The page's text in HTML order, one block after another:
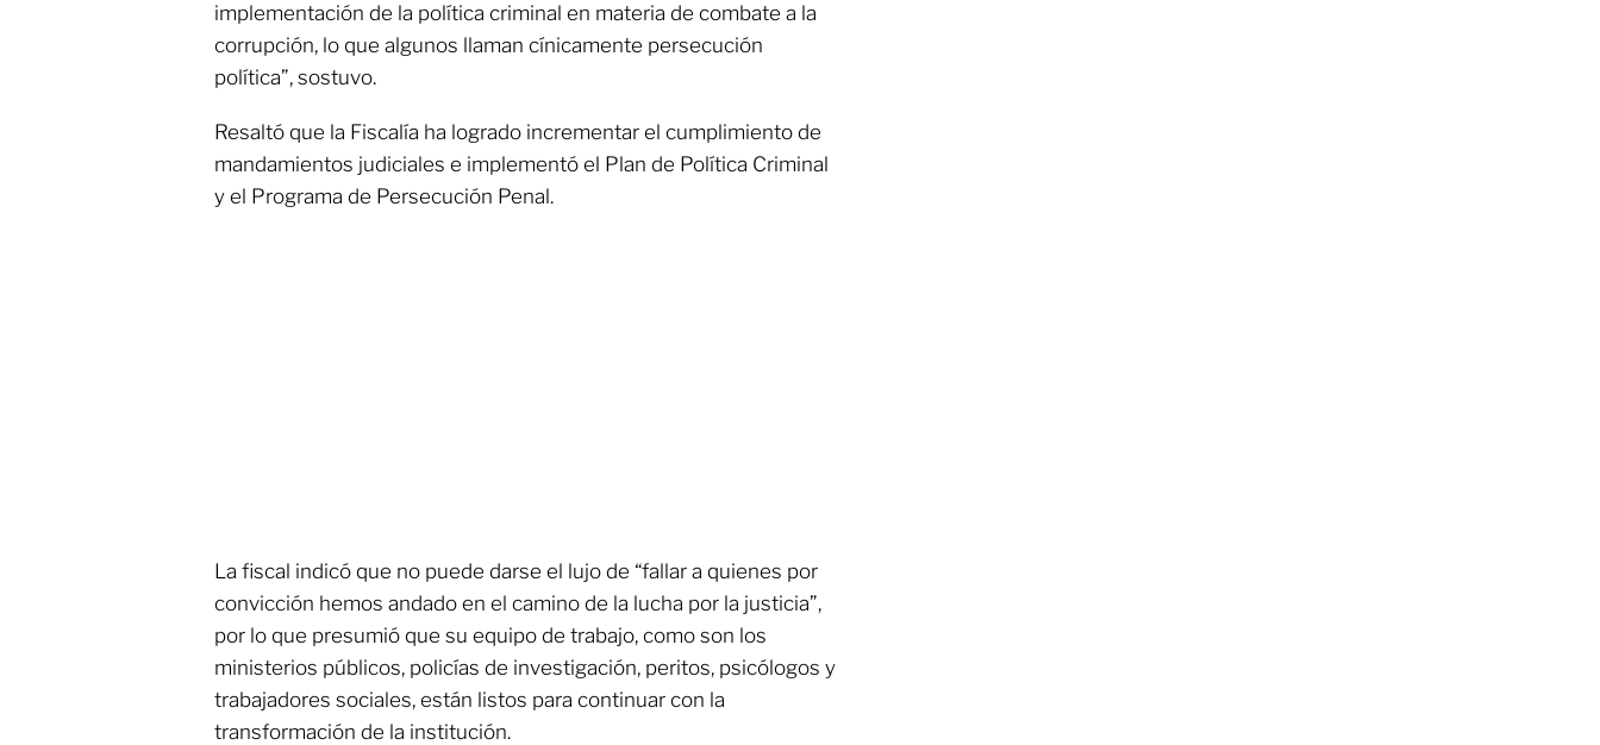
implementación de la política criminal en materia de combate a la
corrupción, lo que algunos llaman cínicamente persecución
política”, sostuvo.
Resaltó que la Fiscalía ha logrado incrementar el cumplimiento de
mandamientos judiciales e implementó el Plan de Política Criminal
y el Programa de Persecución Penal.
La fiscal indicó que no puede darse el lujo de “fallar a quienes por
convicción hemos andado en el camino de la lucha por la justicia”,
por lo que presumió que su equipo de trabajo, como son los
ministerios públicos, policías de investigación, peritos, psicólogos y
trabajadores sociales, están listos para continuar con la
transformación de la institución.